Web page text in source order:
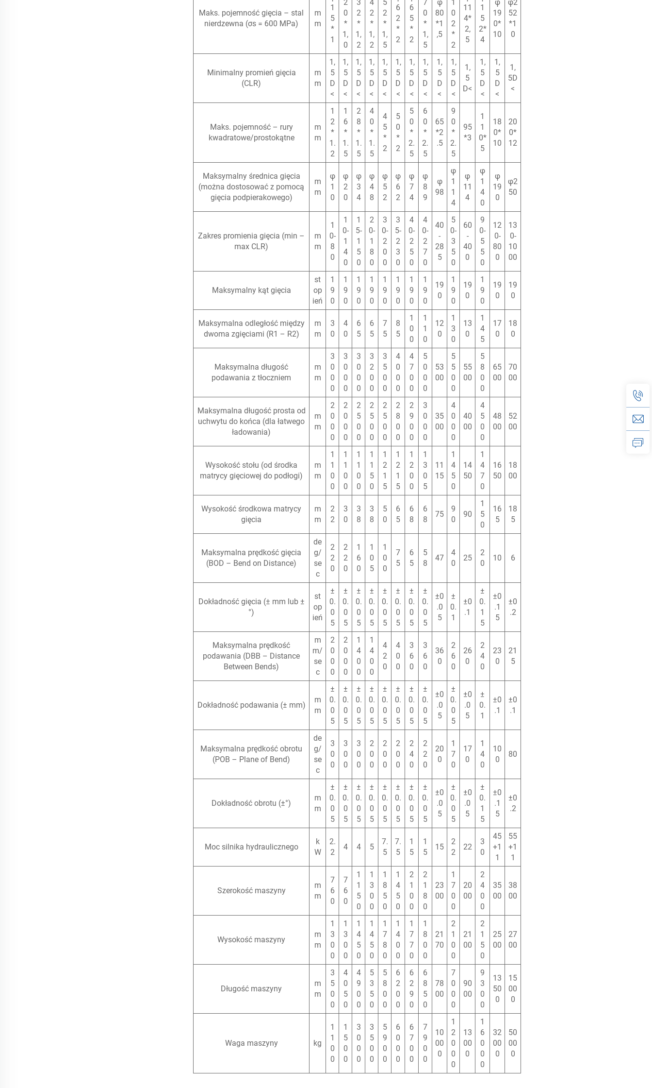
Maks. pojemność gięcia – stal
nierdzewna (σs = 600 MPa)
m
m
1
5
*
1
2
0
*
1,
0
3
2
*
1,
2
4
2
*
1,
2
5
2
*
1,
5
6
2
*
2
6
5
*
2
7
0
*
1,
5
φ
80
*1
,5
1
0
2
*
2
11
4*
2,
5
1
5
2*
4
φ
19
0*
10
φ2
52
*1
0
Minimalny promień gięcia
(CLR)
m
m
1,
5
D
<
1,
5
D
<
1,
5
D
<
1,
5
D
<
1,
5
D
<
1,
5
D
<
1,
5
D
<
1,
5
D
<
1,
5
D
<
1,
5
D
<
1,
5
D<
1,
5
D
<
1,
5
D
<
1,
5D
<
Maks. pojemność – rury
kwadratowe/prostokątne
m
m
1
2
*
1.
2
1
6
*
1.
5
2
8
*
1.
5
4
0
*
1.
5
4
5
*
2
5
0
*
2
5
0
*
2.
5
6
0
*
2.
5
65
*2
.5
9
0
*
2.
5
95
*3
1
1
0*
5
18
0*
10
20
0*
12
Maksymalny średnica gięcia
(można dostosować z pomocą
gięcia podpierakowego)
m
m
φ
1
0
φ
2
0
φ
3
4
φ
4
8
φ
5
2
φ
6
2
φ
7
4
φ
8
9
φ
98
φ
1
1
4
φ
11
4
φ
1
4
0
φ
19
0
φ2
50
Zakres promienia gięcia (min –
max CLR)
m
m
1
0-
8
0
1
0-
1
4
0
1
5-
1
5
0
2
0-
1
8
0
3
0-
2
0
0
3
5-
2
3
0
4
0-
2
5
0
4
0-
2
7
0
40
-
28
5
5
0-
3
5
0
60
-
40
0
9
0-
5
5
0
12
0-
80
0
13
0-
10
00
Maksymalny kąt gięcia
st
op
ień
1
9
0
1
9
0
1
9
0
1
9
0
1
9
0
1
9
0
1
9
0
1
9
0
19
0
1
9
0
19
0
1
9
0
19
0
19
0
Maksymalna odległość między
dwoma zgięciami (R1 – R2)
m
m
3
0
4
0
6
5
6
5
7
5
8
5
1
0
0
1
1
0
12
0
1
3
0
13
0
1
4
5
17
0
18
0
Maksymalna długość
podawania z tłoczniem
m
m
3
0
0
0
3
0
0
0
3
0
0
0
3
2
0
0
3
5
0
0
4
0
0
0
4
7
0
0
5
0
0
0
53
00
5
5
0
0
55
00
5
8
0
0
65
00
70
00
Maksymalna długość prosta od
uchwytu do końca (dla łatwego
ładowania)
m
m
2
0
0
0
2
0
0
0
2
5
0
0
2
5
0
0
2
5
0
0
2
8
0
0
2
9
0
0
3
0
0
0
35
00
4
0
0
0
40
00
4
5
0
0
48
00
52
00
Wysokość stołu (od środka
matrycy gięciowej do podłogi)
m
m
1
1
0
0
1
1
0
0
1
1
0
0
1
1
5
0
1
2
1
5
1
2
1
5
1
2
0
0
1
3
0
5
11
15
1
4
5
0
14
50
1
4
7
0
16
50
18
00
Wysokość środkowa matrycy
gięcia
m
m
2
2
3
0
3
8
3
8
5
0
6
5
6
8
6
8
75
9
0
90
1
5
0
16
5
18
5
Maksymalna prędkość gięcia
(BOD – Bend on Distance)
de
g/
se
c
2
2
0
2
2
0
1
6
0
1
0
5
1
0
0
7
5
6
5
5
8
47
4
0
25
2
0
10 6
Dokładność gięcia (± mm lub ±
°)
st
op
ień
±
0.
0
5
±
0.
0
5
±
0.
0
5
±
0.
0
5
±
0.
0
5
±
0.
0
5
±
0.
0
5
±
0.
0
5
±0
.0
5
±
0.
1
±0
.1
±
0.
1
5
±0
.1
5
±0
.2
Maksymalna prędkość
podawania (DBB – Distance
Between Bends)
m
m/
se
c
2
0
0
0
2
0
0
0
1
4
0
0
1
4
0
0
4
2
0
4
0
0
3
6
0
3
6
0
36
0
2
6
0
26
0
2
4
0
23
0
21
5
Dokładność podawania (± mm)
m
m
±
0.
0
5
±
0.
0
5
±
0.
0
5
±
0.
0
5
±
0.
0
5
±
0.
0
5
±
0.
0
5
±
0.
0
5
±0
.0
5
±
0.
0
5
±0
.0
5
±
0.
1
±0
.1
±0
.1
Maksymalna prędkość obrotu
(POB – Plane of Bend)
de
g/
se
c
3
0
0
3
0
0
3
0
0
2
0
0
2
0
0
2
0
0
2
4
0
2
2
0
20
0
1
7
0
17
0
1
4
0
10
0
80
Dokładność obrotu (±°)
m
m
±
0.
0
5
±
0.
0
5
±
0.
0
5
±
0.
0
5
±
0.
0
5
±
0.
0
5
±
0.
0
5
±
0.
0
5
±0
.0
5
±
0.
0
5
±0
.0
5
±
0.
1
5
±0
.1
5
±0
.2
Moc silnika hydraulicznego
k
W
2.
2
4 4 5
7.
5
7.
5
1
5
1
5
15
2
2
22
3
0
45
+1
1
55
+1
1
Szerokość maszyny
m
m
7
6
0
7
6
0
1
1
5
0
1
3
0
0
1
8
5
0
1
4
5
0
2
1
0
0
2
1
8
0
23
00
1
7
0
0
20
00
2
4
0
0
35
00
38
00
Wysokość maszyny
m
m
1
3
0
0
1
3
0
0
1
4
5
0
1
4
5
0
1
7
8
0
1
4
0
0
1
7
7
0
1
8
0
0
21
70
2
1
0
0
21
00
2
1
5
0
25
00
27
00
Długość maszyny
m
m
3
5
0
0
4
0
5
0
4
9
0
0
5
3
5
0
5
8
0
0
6
2
0
0
6
2
9
0
6
8
5
0
78
00
7
0
0
0
90
00
9
3
0
0
13
50
0
15
00
0
Waga maszyny kg
1
1
0
0
1
5
0
0
3
0
0
0
3
5
0
0
5
9
0
0
6
0
0
0
6
7
0
0
7
9
0
0
10
00
0
1
2
0
0
0
13
00
0
1
6
0
0
0
32
00
0
50
00
0